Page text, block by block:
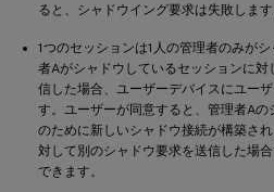
ると、シャドウイング要求は失敗します
1つのセッションは1人の管理者のみが
者Aがシャドウしているセッションに
信した場合、ユーザーデバイスにユー
す。ユーザーが同意すると、管理者A
のために新しいシャドウ接続が構築さ
対して別のシャドウ要求を送信した場
できます。